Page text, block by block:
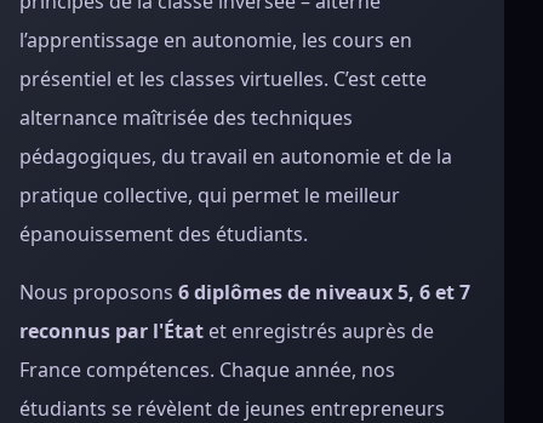
l’apprentissage en autonomie, les cours en
présentiel et les classes virtuelles. C’est cette
alternance maîtrisée des techniques
pédagogiques, du travail en autonomie et de la
pratique collective, qui permet le meilleur
épanouissement des étudiants.
Nous proposons 6 diplômes de niveaux 5, 6 et 7
reconnus par l'État et enregistrés auprès de
France compétences. Chaque année, nos
étudiants se révèlent de jeunes entrepreneurs